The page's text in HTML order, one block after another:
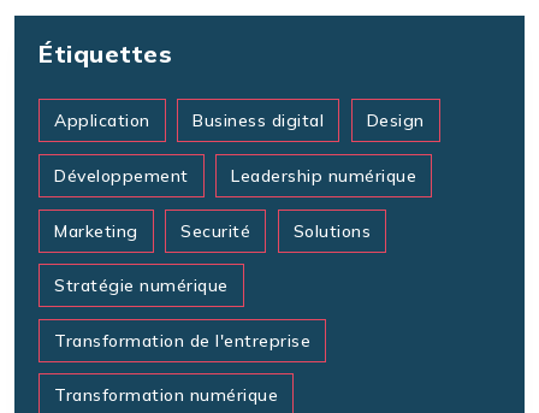
Étiquettes
Application Business digital Design
Développement Leadership numérique
Marketing Securité Solutions
Stratégie numérique
Transformation de l'entreprise
Transformation numérique